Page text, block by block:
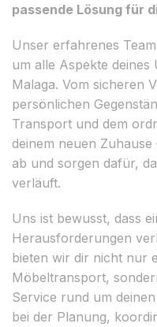
passende Lösung für
Unser erfahrenes
um alle Aspekte
Malaga. Vom sicheren
persönlichen
Transport und dem
deinem neuen
ab und sorgen dafür,
verläuft.
Uns ist bewusst, dass
Herausforderungen
bieten wir dir nicht nur
Möbeltransport,
Service rund um
bei der Planung,